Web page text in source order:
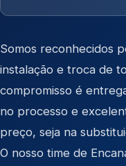
Somos reconhecidos
instalação e troca de
compromisso é
no processo e
preço, seja na
O nosso time de